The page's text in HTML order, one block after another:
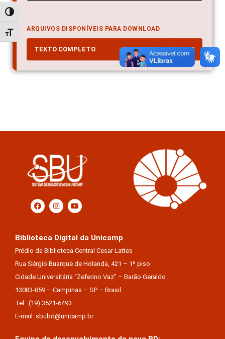
Alternar alto contraste
Alternar tamanho da fonte
ARQUIVOS DISPONÍVEIS PARA DOWNLOAD
TEXTO COMPLETO PDF
Biblioteca Digital da Unicamp
Prédio da Biblioteca Central Cesar Lattes
Rua Sérgio Buarque de Holanda, 421 – 1º piso
Cidade Universitária “Zeferino Vaz” – Barão Geraldo
13083-859 – Campinas – SP – Brasil
Tel.: (19) 3521-6493
E-mail: sbubd@unicamp.br